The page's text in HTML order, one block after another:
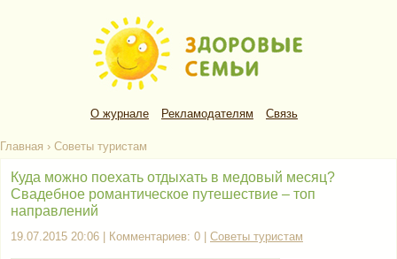
О журнале Рекламодателям Связь
Главная › Советы туристам
Куда можно поехать отдыхать в медовый месяц?
Свадебное романтическое путешествие – топ
направлений
19.07.2015 20:06 | Комментариев: 0 | Советы туристам